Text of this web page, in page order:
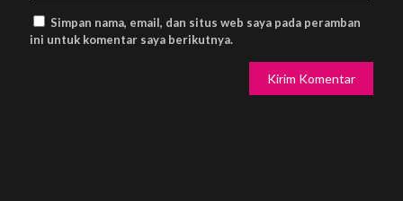
Simpan nama, email, dan situs web saya pada peramban
ini untuk komentar saya berikutnya.